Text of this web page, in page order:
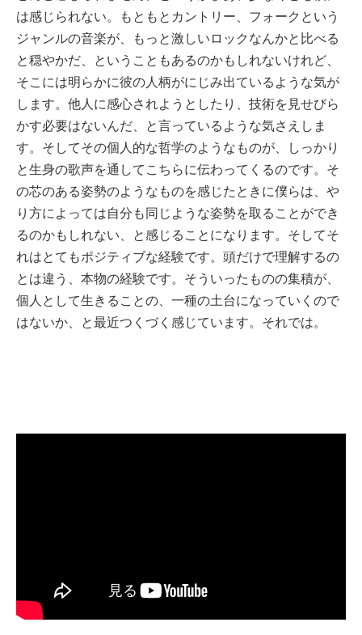
は感じられない。もともとカントリー、フォークという
ジャンルの音楽が、もっと激しいロックなんかと比べる
と穏やかだ、ということもあるのかもしれないけれど、
そこには明らかに彼の人柄がにじみ出ているような気が
します。他人に感心されようとしたり、技術を見せびら
かす必要はないんだ、と言っているような気さえしま
す。そしてその個人的な哲学のようなものが、しっかり
と生身の歌声を通してこちらに伝わってくるのです。そ
の芯のある姿勢のようなものを感じたときに僕らは、や
り方によっては自分も同じような姿勢を取ることができ
るのかもしれない、と感じることになります。そしてそ
れはとてもポジティブな経験です。頭だけで理解するの
とは違う、本物の経験です。そういったものの集積が、
個人として生きることの、一種の土台になっていくので
はないか、と最近つくづく感じています。それでは。